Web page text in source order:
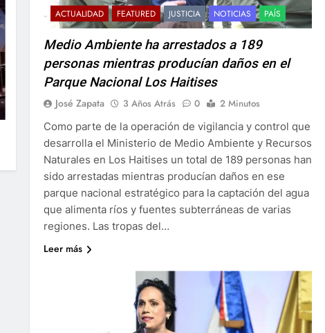
ACTUALIDAD FEATURED JUSTICIA NOTICIAS PAÍS
Medio Ambiente ha arrestados a 189
personas mientras producían daños en el
Parque Nacional Los Haitises
José Zapata 3 Años Atrás 0
2 Minutos
Como parte de la operación de vigilancia y control que
desarrolla el Ministerio de Medio Ambiente y Recursos
Naturales en Los Haitises un total de 189 personas han
sido arrestadas mientras producían daños en ese
parque nacional estratégico para la captación del agua
que alimenta ríos y fuentes subterráneas de varias
regiones. Las tropas del…
Leer más